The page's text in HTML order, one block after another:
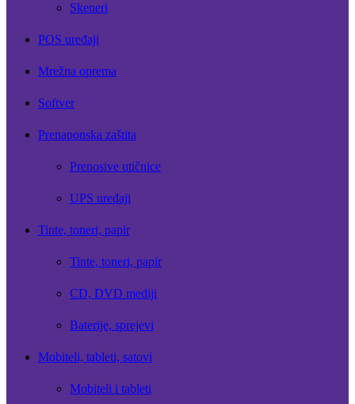
Skeneri
POS uređaji
Mrežna oprema
Softver
Prenaponska zaštita
Prenosive utičnice
UPS uređaji
Tinte, toneri, papir
Tinte, toneri, papir
CD, DVD mediji
Baterije, sprejevi
Mobiteli, tableti, satovi
Mobiteli i tableti